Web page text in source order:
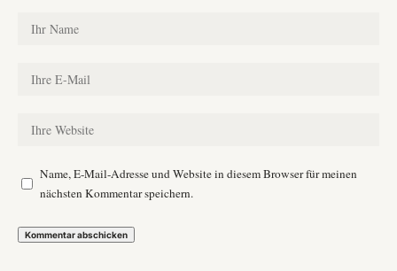
Name, E-Mail-Adresse und Website in diesem Browser für meinen
nächsten Kommentar speichern.